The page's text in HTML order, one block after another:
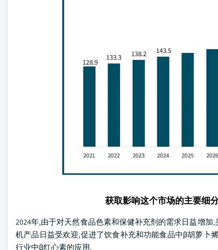
获取影响这个市场的主要细
2024年,由于对天然食品色素和保健补充剂的需求日益增
机产品日益受欢迎,促进了饮食补充和功能食品中β胡萝卜
行业中β红心素的应用.